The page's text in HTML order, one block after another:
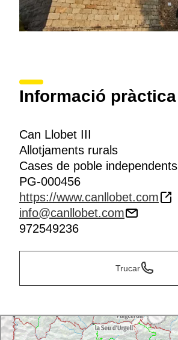
Informació pràctica
Can Llobet III
Allotjaments rurals
Cases de poble independents
PG-000456
https://www.canllobet.com
info@canllobet.com
972549236
Trucar